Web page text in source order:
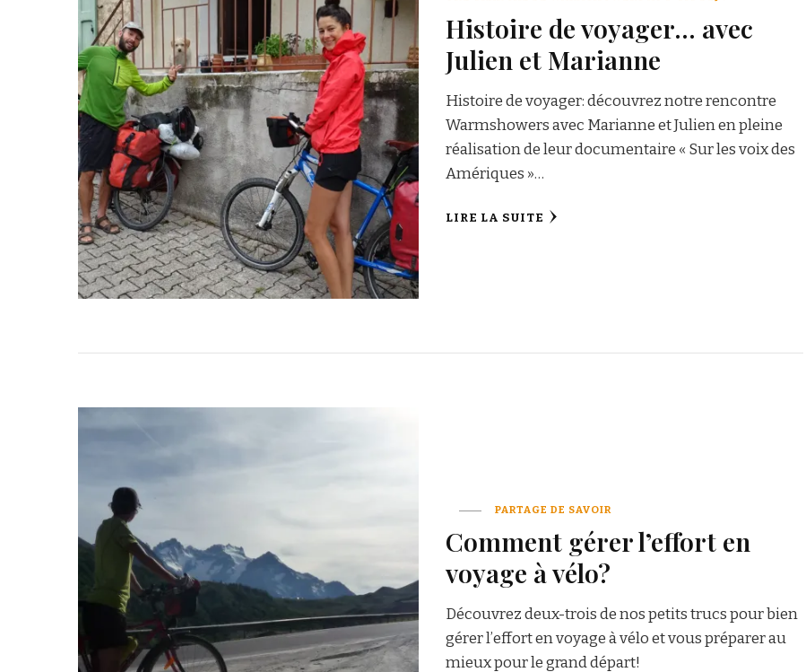
Histoire de voyager… avec
Julien et Marianne
Histoire de voyager: découvrez notre rencontre
Warmshowers avec Marianne et Julien en pleine
réalisation de leur documentaire « Sur les voix des
Amériques »…
LIRE LA SUITE
PARTAGE DE SAVOIR
Comment gérer l’effort en
voyage à vélo?
Découvrez deux-trois de nos petits trucs pour bien
gérer l’effort en voyage à vélo et vous préparer au
mieux pour le grand départ!